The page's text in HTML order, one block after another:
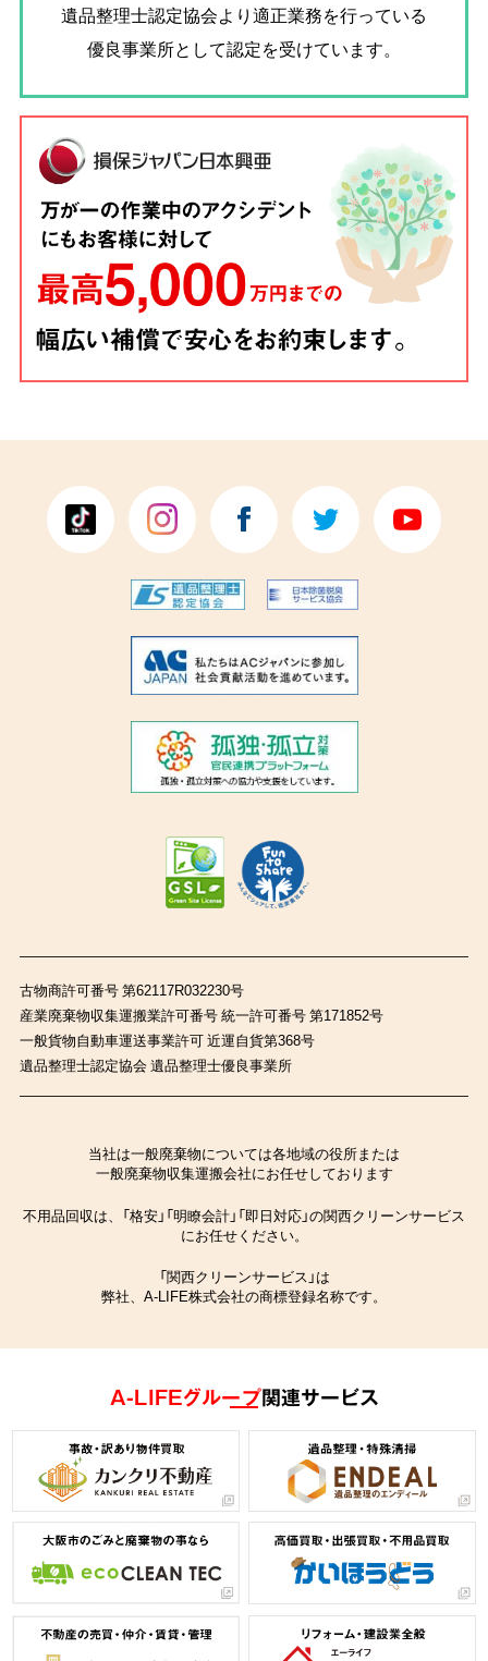
遺品整理士認定協会より適正業務を行っている
優良事業所として認定を受けています。
古物商許可番号 第62117R032230号
産業廃棄物収集運搬業許可番号 統一許可番号 第171852号
一般貨物自動車運送事業許可 近運自貨第368号
遺品整理士認定協会 遺品整理士優良事業所
当社は一般廃棄物については各地域の役所または
一般廃棄物収集運搬会社にお任せしております
不用品回収は、「格安」「明瞭会計」「即日対応」の関西クリーンサービス
にお任せください。
「関西クリーンサービス」は
弊社、A-LIFE株式会社の商標登録名称です。
A-LIFEグループ関連サービス